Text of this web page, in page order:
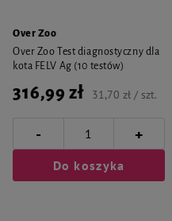
Over Zoo
Over Zoo Test diagnostyczny dla
kota FELV Ag (10 testów)
316,99 zł 31,70 zł / szt.
- +
Do koszyka